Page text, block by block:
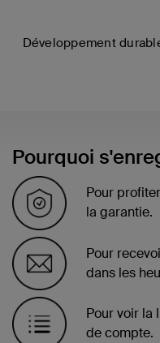
Développement
Pourquoi
Pour
la garantie.
Pour
dans les
Pour voir la
de compte.